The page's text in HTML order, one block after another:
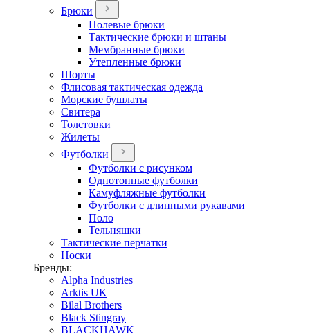
Брюки
Полевые брюки
Тактические брюки и штаны
Мембранные брюки
Утепленные брюки
Шорты
Флисовая тактическая одежда
Морские бушлаты
Свитера
Толстовки
Жилеты
Футболки
Футболки с рисунком
Однотонные футболки
Камуфляжные футболки
Футболки с длинными рукавами
Поло
Тельняшки
Тактические перчатки
Носки
Бренды:
Alpha Industries
Arktis UK
Bilal Brothers
Black Stingray
BLACKHAWK